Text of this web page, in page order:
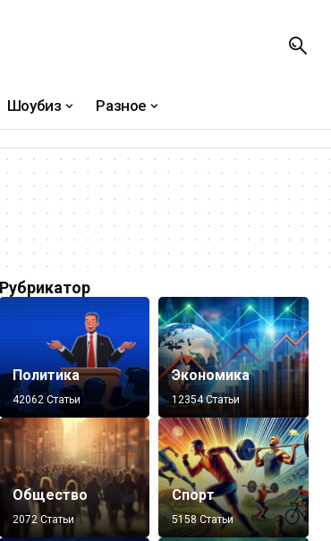
Шоубиз Разное
Рубрикатор
Политика
42062 Статьи
Экономика
12354 Статьи
Общество
2072 Статьи
Спорт
5158 Статьи